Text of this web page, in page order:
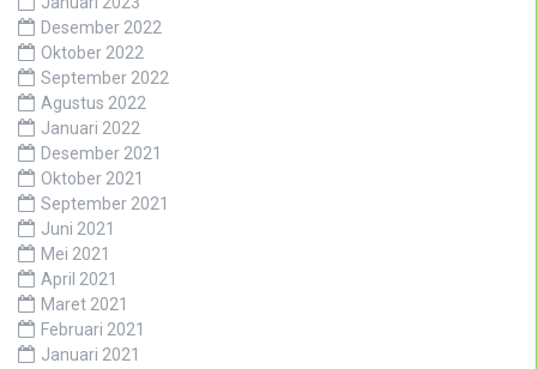
Desember 2022
Oktober 2022
September 2022
Agustus 2022
Januari 2022
Desember 2021
Oktober 2021
September 2021
Juni 2021
Mei 2021
April 2021
Maret 2021
Februari 2021
Januari 2021